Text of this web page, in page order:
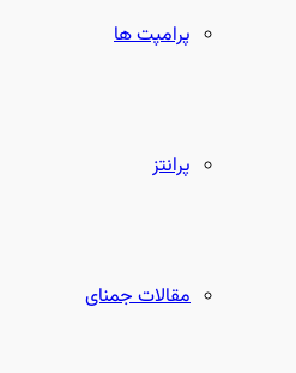
پرامپت ها
پرانتز
مقالات جمنای